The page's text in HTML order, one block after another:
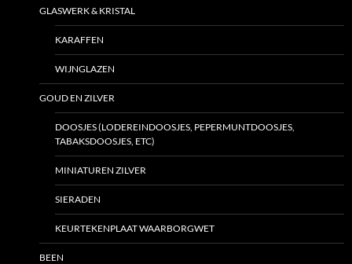
GLASWERK & KRISTAL
KARAFFEN
WIJNGLAZEN
GOUD EN ZILVER
DOOSJES (LODEREINDOOSJES, PEPERMUNTDOOSJES,
TABAKSDOOSJES, ETC)
MINIATUREN ZILVER
SIERADEN
KEURTEKENPLAAT WAARBORGWET
BEEN